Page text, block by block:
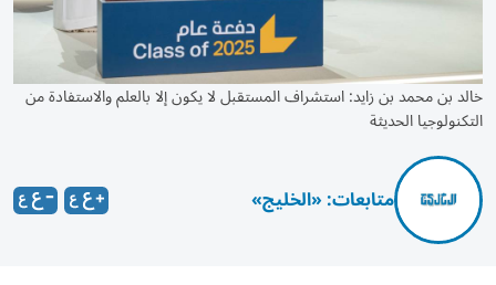
خالد بن محمد بن زايد: استشراف المستقبل لا يكون إلا بالعلم والاستفادة من
التكنولوجيا الحديثة
متابعات: «الخليج»